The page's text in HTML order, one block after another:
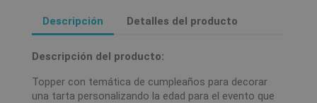
Descripción Detalles del producto
Descripción del producto:
Topper con temática de cumpleaños para decorar
una tarta personalizando la edad para el evento que